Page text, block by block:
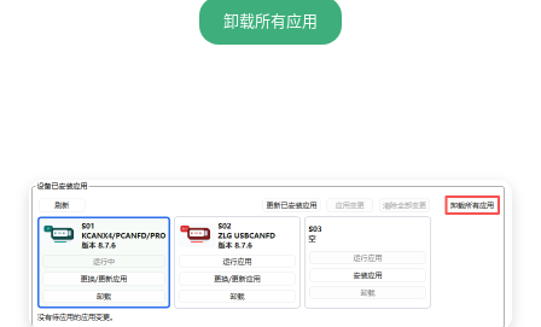
卸载所有应用